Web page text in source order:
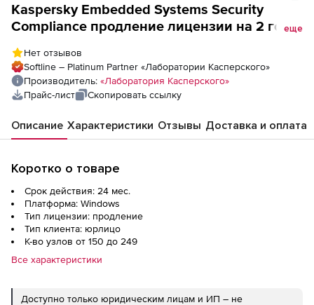
Kaspersky Embedded Systems Security
Compliance продление лицензии на 2 года.
еще
Нет отзывов
Softline – Platinum Partner «Лаборатории Касперского»
Производитель: «Лаборатория Касперского»
Прайс-лист
Скопировать ссылку
Описание Характеристики Отзывы Доставка и оплата
Коротко о товаре
Срок действия: 24 мес.
Платформа: Windows
Тип лицензии: продление
Тип клиента: юрлицо
К-во узлов от 150 до 249
Все характеристики
Доступно только юридическим лицам и ИП – не